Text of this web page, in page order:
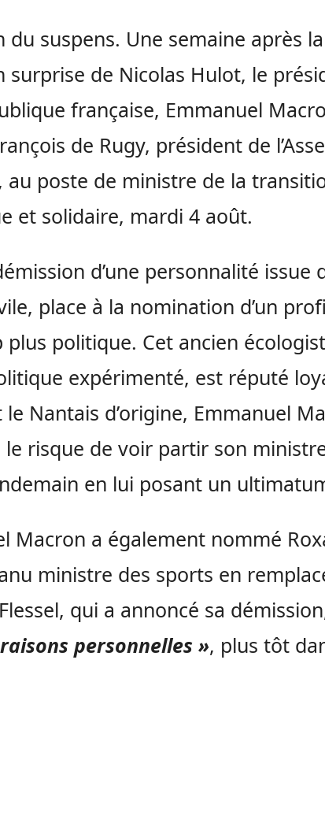
du suspens. Une semaine après la
surprise de Nicolas Hulot, le
française, Emmanuel
de Rugy, président de
au poste de ministre de la
et solidaire, mardi 4 août.
d’une personnalité issue
place à la nomination d’un
plus politique. Cet ancien
expérimenté, est réputé
Nantais d’origine, Emmanuel
le risque de voir partir son
en lui posant un
Macron a également nommé
ministre des sports en
qui a annoncé sa
personnelles », plus tôt